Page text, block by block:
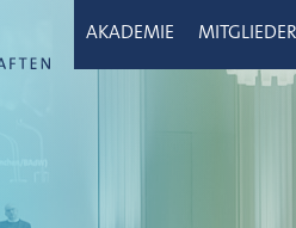
AKADEMIE MITGLIEDER